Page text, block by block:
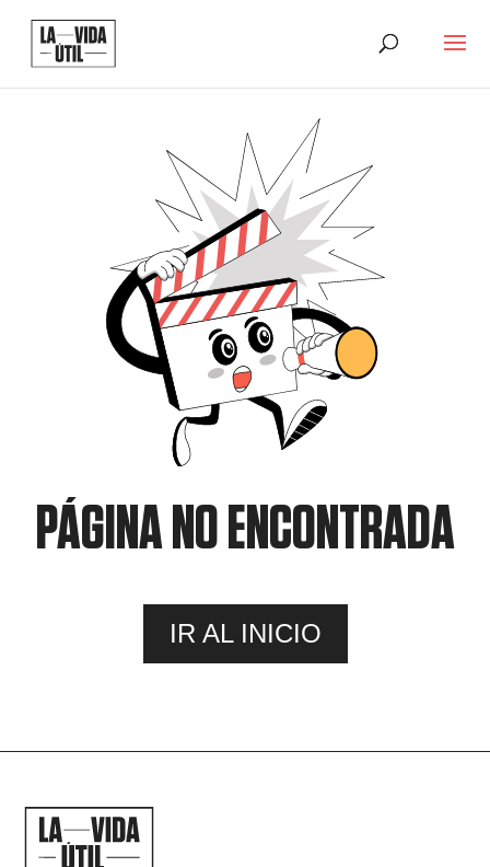
PÁGINA NO ENCONTRADA
IR AL INICIO